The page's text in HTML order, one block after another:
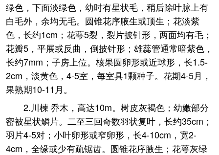
绿色，下面淡绿色，幼时有星状毛，稍后除叶脉上有
白毛外，余均无毛。圆锥花序腋生或顶生；花淡紫
色，长约1cm；花萼5裂，裂片披针形，两面均有毛；
花瓣5，平展或反曲，倒披针形；雄蕊管通常暗紫色，
长约7mm；子房上位。核果圆卵形或近球形，长1.5-
2cm，淡黄色，4-5室，每室具1颗种子。花期4-5月，
果熟期10-11月。
2.川楝 乔木，高达10m。树皮灰褐色；幼嫩部分
密被星状鳞片。二至三回奇数羽状复叶，长约35cm；
羽片4-5对；小叶卵形或窄卵形，长4-10cm，宽2-
4cm，全缘或少有疏锯齿。圆锥花序腋生；花萼灰绿